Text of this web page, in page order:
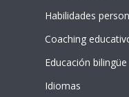
Habilidades
Coaching
Educación bilingüe
Idiomas